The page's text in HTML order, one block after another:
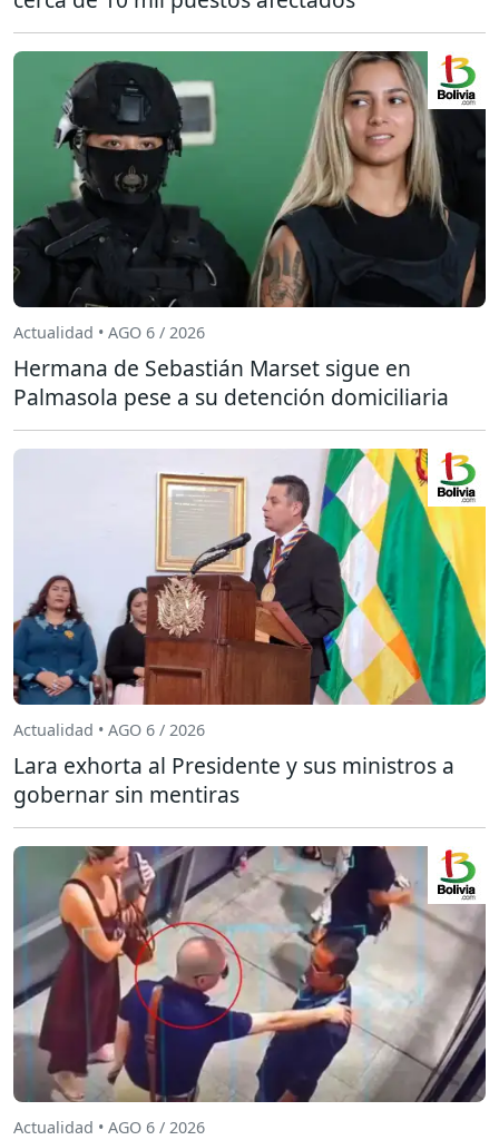
Actualidad • AGO 6 / 2026
Hermana de Sebastián Marset sigue en
Palmasola pese a su detención domiciliaria
Actualidad • AGO 6 / 2026
Lara exhorta al Presidente y sus ministros a
gobernar sin mentiras
Actualidad • AGO 6 / 2026